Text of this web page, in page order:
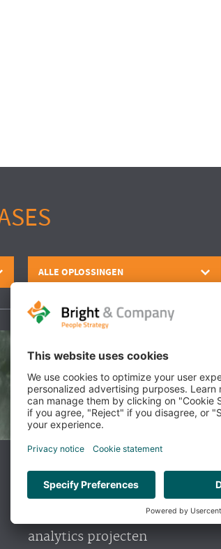
ALLE OPLOSSINGEN
People Analytics
MULTINATIONAL CHEMIESECTOR
Opstarten van advanced HR
analytics projecten